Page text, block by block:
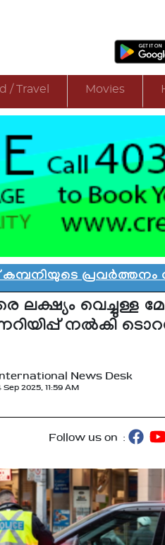
/ Travel Movies
പ്രവർത്തനം
ലക്ഷ്യം
നല്‍കി
News Desk
Sep 2025, 11:59 AM
Follow us on :